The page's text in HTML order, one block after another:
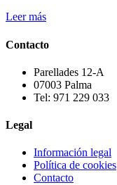
Leer más
Contacto
Parellades 12-A
07003 Palma
Tel: 971 229 033
Legal
Información legal
Política de cookies
Contacto